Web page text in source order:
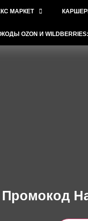
МАРКЕТ
OZON И